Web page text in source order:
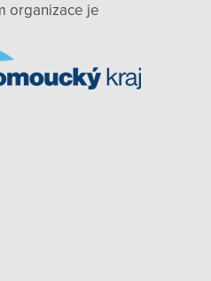
organizace je